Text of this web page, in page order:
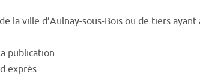
ville d’Aulnay-sous-Bois ou de tiers ayant
publication.
exprès.